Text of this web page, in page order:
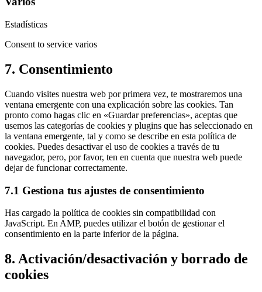
Estadísticas
Consent to service varios
7. Consentimiento
Cuando visites nuestra web por primera vez, te mostraremos una
ventana emergente con una explicación sobre las cookies. Tan
pronto como hagas clic en «Guardar preferencias», aceptas que
usemos las categorías de cookies y plugins que has seleccionado en
la ventana emergente, tal y como se describe en esta política de
cookies. Puedes desactivar el uso de cookies a través de tu
navegador, pero, por favor, ten en cuenta que nuestra web puede
dejar de funcionar correctamente.
7.1 Gestiona tus ajustes de consentimiento
Has cargado la política de cookies sin compatibilidad con
JavaScript. En AMP, puedes utilizar el botón de gestionar el
consentimiento en la parte inferior de la página.
8. Activación/desactivación y borrado de
cookies